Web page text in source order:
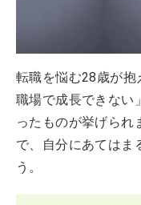
転職を悩む28歳が
職場で成長できない
ったものが挙げられ
で、自分にあてはま
う。